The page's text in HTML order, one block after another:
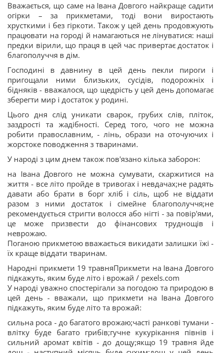
Вважається, що саме на Івана Довгого найкраще садити
огірки – за прикметами, тоді вони виростають
хрусткими і без гіркоти. Також у цей день продовжують
працювати на городі й намагаються не лінуватися: наші
предки вірили, що праця в цей час привертає достаток і
благополуччя в дім.
Господині в давнину в цей день пекли пироги і
пригощали ними близьких, сусідів, подорожніх і
бідняків - вважалося, що щедрість у цей день допомагає
зберегти мир і достаток у родині.
Цього дня слід уникати сварок, грубих слів, пліток,
заздрості та жадібності. Серед того, чого не можна
робити православним, - лінь, образи на оточуючих і
жорстоке поводження з тваринами.
У народі з цим днем також пов'язано кілька заборон:
на Івана Довгого не можна сумувати, скаржитися на
життя - все літо пройде в тривогах і невдачах;не радять
давати або брати в борг хліб і сіль, щоб не віддати
разом з ними достаток і сімейне благополуччя;не
рекомендується стригти волосся або нігті - за повір'ями,
це може призвести до фінансових труднощів і
неврожаю.
Поганою прикметою вважається викидати залишки їжі -
їх краще віддати тваринам.
Народні прикмети 19 травняПрикмети на Івана Довгого
підкажуть, яким буде літо і врожай / pexels.com
У народі уважно спостерігали за погодою та природою в
цей день - вважали, що прикмети на Івана Довгого
підкажуть, яким буде літо та врожай:
сильна роса - до багатого врожаю;часті ранкові тумани -
влітку буде багато грибів;гучне кукурікання півнів і
сильний аромат квітів - до дощу;якщо 19 травня йде